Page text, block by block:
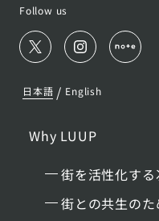
Follow us
日本語 / English
Why LUUP
街を活性化す
街との共生のた